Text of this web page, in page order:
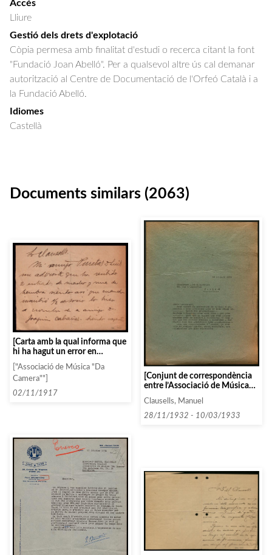
Accés
Lliure
Gestió dels drets d'explotació
Còpia permesa amb finalitat d'estudi o recerca citant la font
"Fundació Joan Abelló". Per a qualsevol altre ús cal demanar
autorització al Centre de Documentació de l'Orfeó Català i a
la Fundació Abelló.
Idiomes
Castellà
Documents similars (2063)
[Carta amb la qual informa que
hi ha hagut un error en
l’enviament d’invitacions]
["Associació de Música "Da
Camera""]
02/11/1917
[Conjunt de correspondència
entre l’Associació de Música
entitats que comencen amb la
lletra D, entorn de 1933]
Clausells, Manuel
28/11/1932 - 10/03/1933